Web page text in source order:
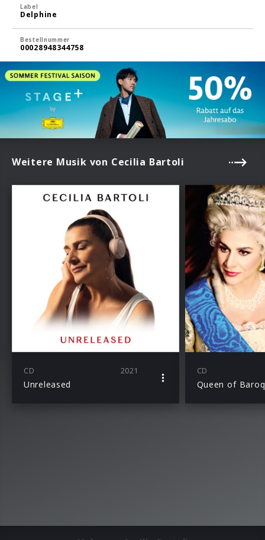
Label
Delphine
Bestellnummer
00028948344758
Weitere Musik von Cecilia Bartoli
CD 2021
Unreleased
CD
Queen of